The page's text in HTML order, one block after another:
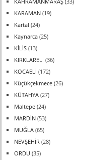
KARAMAN (19)
Kartal (24)
Kaynarca (25)
KİLİS (13)
KIRKLARELİ (36)
KOCAELİ (172)
Küçükçekmece (26)
KÜTAHYA (27)
Maltepe (24)
MARDİN (53)
MUĞLA (65)
NEVŞEHİR (28)
ORDU (35)